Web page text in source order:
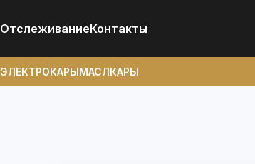
ОтcлеживаниеКонтакты
ЭЛЕКТРОКАРЫМАСЛКАРЫ